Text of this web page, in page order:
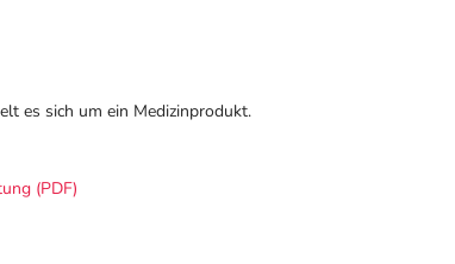
es sich um ein Medizinprodukt.
(PDF)